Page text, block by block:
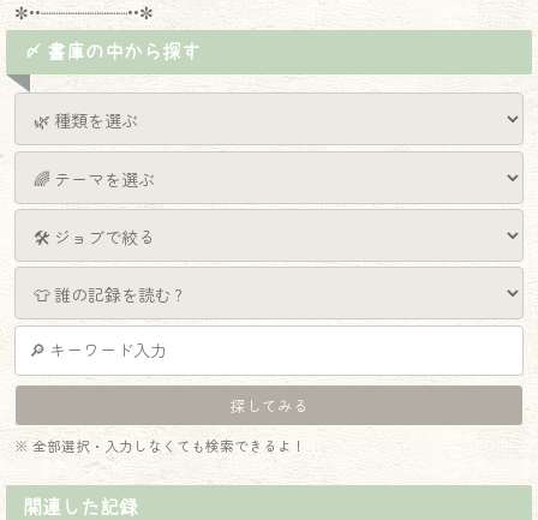
✼••┈┈┈┈┈┈┈┈┈••✼
〆 書庫の中から探す
※ 全部選択・入力しなくても検索できるよ！
関連した記録